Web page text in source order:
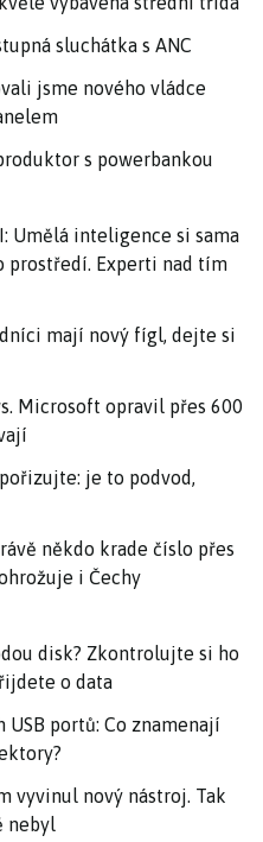
sluchátka s ANC
jsme nového vládce
s powerbankou
Umělá inteligence si sama
prostředí. Experti nad tím
mají nový fígl, dejte si
Microsoft opravil přes 600
je to podvod,
někdo krade číslo přes
i Čechy
disk? Zkontrolujte si ho
o data
portů: Co znamenají
vyvinul nový nástroj. Tak
nebyl